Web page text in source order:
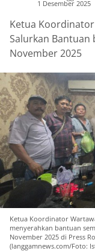
1 Desember 2025
Ketua
Salurkan Bantuan
November 2025
Ketua Koordinator
menyerahkan bantuan
November 2025 di Press
(langgamnews.com/Foto: